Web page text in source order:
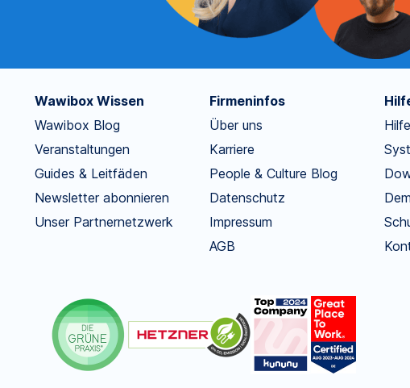
Wawibox Wissen
Wawibox Blog
Veranstaltungen
Guides & Leitfäden
Newsletter abonnieren
Unser Partnernetzwerk
Firmeninfos
Über uns
Karriere
People & Culture Blog
Datenschutz
Impressum
AGB